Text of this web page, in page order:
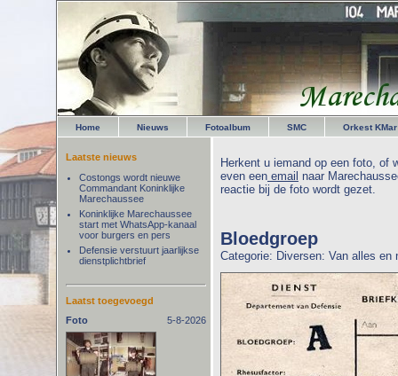
Home Nieuws Fotoalbum SMC Orkest KMar
Herkent u iemand op een foto, of
even een email naar
reactie bij de foto wordt gezet.
Bloedgroep
Categorie: Diversen: Van alles en
Laatste nieuws
Costongs wordt nieuwe
Commandant Koninklijke
Marechaussee
Koninklijke Marechaussee
start met WhatsApp-kanaal
voor burgers en pers
Defensie verstuurt jaarlijkse
dienstplichtbrief
Laatst toegevoegd
Foto
5-8-2026